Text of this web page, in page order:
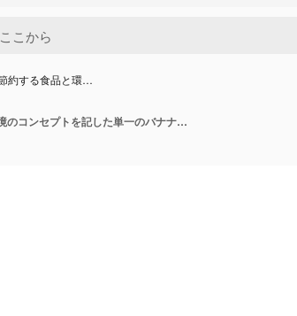
約する食品と環…
白地に熟しすぎたバナナを節約する食品と環境のコンセプトを記した単一のバナナ愛好家のレタリング